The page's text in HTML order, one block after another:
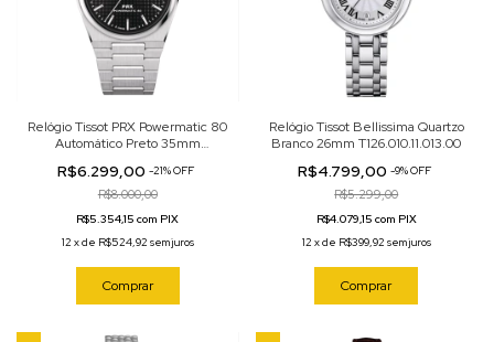
Relógio Tissot PRX Powermatic 80
Automático Preto 35mm
R$6.299,00 -21%OFF
R$8.000,00
R$5.354,15 com PIX
12 xde R$524,92 sem juros
Comprar
Relógio Tissot Bellissima Quartzo
Branco 26mm T126.010.11.013.00
R$4.799,00 -9%OFF
R$5.299,00
R$4.079,15 com PIX
12 xde R$399,92 sem juros
Comprar